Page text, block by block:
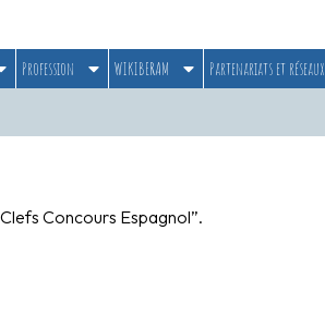
Profession WIKIBERAM Partenariats et réseaux
Concours Espagnol”.